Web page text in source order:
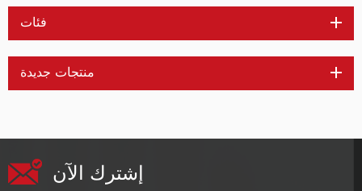
فئات
منتجات جديدة
إشترك الآن